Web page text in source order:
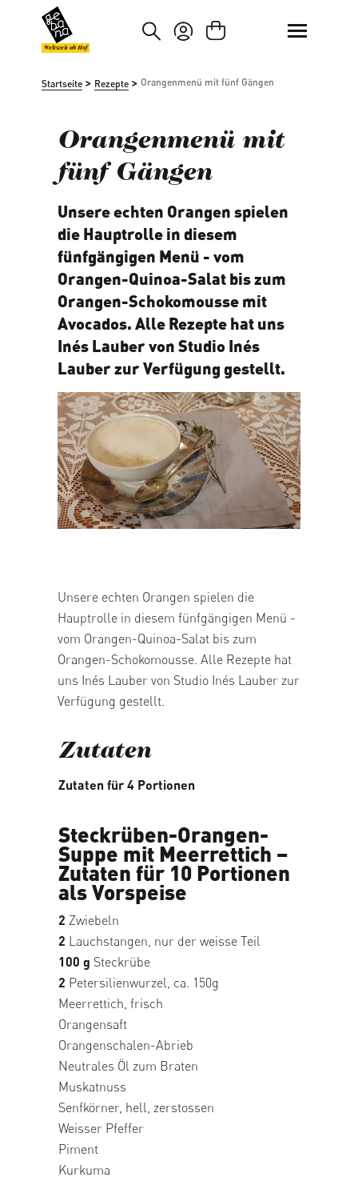
Hauptinhalt springen
Zur Suche springen
Weltweit ab Hof
Startseite > Rezepte > Orangenmenü mit fünf Gängen
Orangenmenü mit
fünf Gängen
Unsere echten Orangen spielen
die Hauptrolle in diesem
fünfgängigen Menü - vom
Orangen-Quinoa-Salat bis zum
Orangen-Schokomousse mit
Avocados. Alle Rezepte hat uns
Inés Lauber von Studio Inés
Lauberzur Verfügung gestellt.
Unsere echten Orangen spielen die
Hauptrolle in diesem fünfgängigen Menü -
vom Orangen-Quinoa-Salat bis zum
Orangen-Schokomousse. Alle Rezepte hat
uns Inés Lauber von Studio Inés Lauber zur
Verfügung gestellt.
Zutaten
Zutaten für 4 Portionen
Steckrüben-Orangen-
Suppe mit Meerrettich –
Zutaten für 10 Portionen
als Vorspeise
2 Zwiebeln
2 Lauchstangen, nur der weisse Teil
100 g Steckrübe
2 Petersilienwurzel, ca. 150g
Meerrettich, frisch
Orangensaft
Orangenschalen-Abrieb
Neutrales Öl zum Braten
Muskatnuss
Senfkörner, hell, zerstossen
Weisser Pfeffer
Piment
Kurkuma